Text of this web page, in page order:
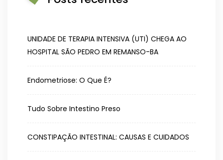
UNIDADE DE TERAPIA INTENSIVA (UTI) CHEGA AO
HOSPITAL SÃO PEDRO EM REMANSO-BA
Endometriose: O Que É?
Tudo Sobre Intestino Preso
CONSTIPAÇÃO INTESTINAL: CAUSAS E CUIDADOS